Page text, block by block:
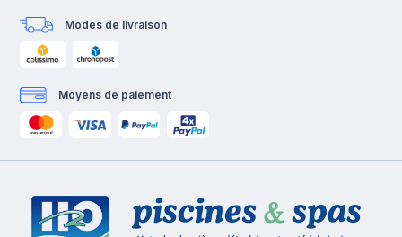
Modes de livraison
Moyens de paiement